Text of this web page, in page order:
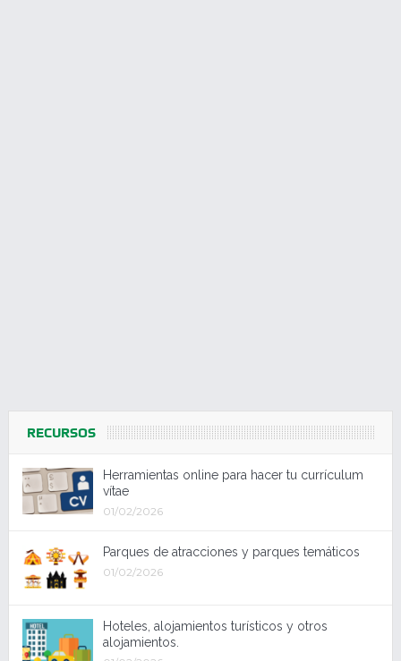
RECURSOS
Herramientas online para hacer tu currículum
vítae
01/02/2026
Parques de atracciones y parques temáticos
01/02/2026
Hoteles, alojamientos turísticos y otros
alojamientos.